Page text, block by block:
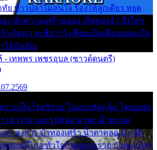
ทัย ข้าวปลาไม่สนใจ ร้องไห้ลูกเดียว หยุด
อง พักความเศร้าหมอง เถิดทองจ๋า ถึงใคร
จ้าเกิดมา จะชื่อว่าไง พี่ขอเป็นเพื่อนปลอบใจ
ไอ้บังเอิญ
- เทพพร เพชรอุบล (ซาวด์ดนตรี)
ราะเป็นโรครักรุม ในอกกลัดกลุ้ม โดนแฟน
เขารวย และรูปหล่อ มาพะเน้าพะนอ
บา สงสาร บัวทองเศร้า น้ำตาคลอเบ้า เฝ้า
ล่อหนีไกล หัวใจบัวทองระรวย บัวทองโศก